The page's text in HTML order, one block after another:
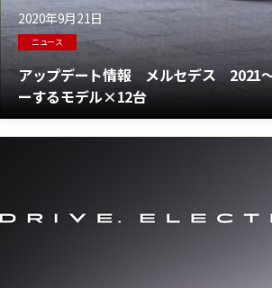
2020年9月21日
ニュース
アップデート情報 メルセデス 2021
ーするモデル×12台